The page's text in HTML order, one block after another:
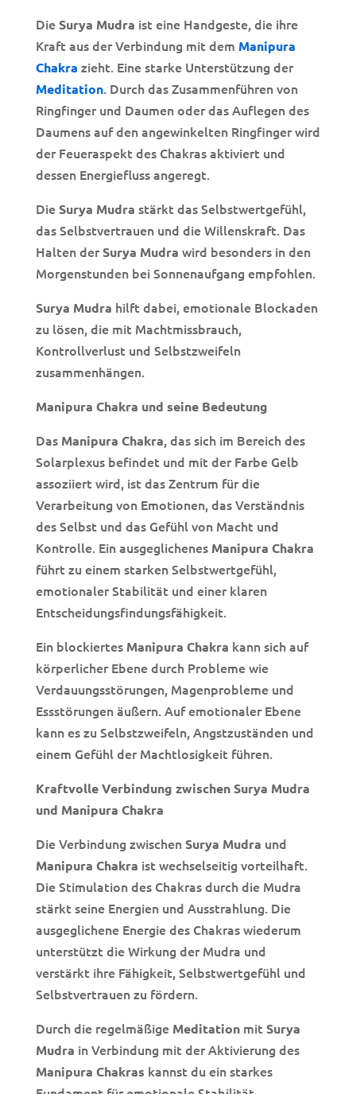
DieSurya Mudra ist eine Handgeste, die ihre
Kraft aus der Verbindung mit dem Manipura
Chakra zieht. Eine starke Unterstützung der
Meditation. Durch das Zusammenführen von
Ringfinger und Daumen oder das Auflegen des
Daumens auf den angewinkelten Ringfinger wird
der Feueraspekt des Chakras aktiviert und
dessen Energiefluss angeregt.
DieSurya Mudra stärkt das Selbstwertgefühl,
das Selbstvertrauen und die Willenskraft. Das
Halten derSurya Mudra wird besonders in den
Morgenstunden bei Sonnenaufgang empfohlen.
Surya Mudra hilft dabei, emotionale Blockaden
zu lösen, die mit Machtmissbrauch,
Kontrollverlust und Selbstzweifeln
zusammenhängen.
Manipura Chakra und seine Bedeutung
Das Manipura Chakra, das sich im Bereich des
Solarplexus befindet und mit der Farbe Gelb
assoziiert wird, ist das Zentrum für die
Verarbeitung von Emotionen, das Verständnis
des Selbst und das Gefühl von Macht und
Kontrolle. Ein ausgeglichenes Manipura Chakra
führt zu einem starken Selbstwertgefühl,
emotionaler Stabilität und einer klaren
Entscheidungsfindungsfähigkeit.
Ein blockiertes Manipura Chakra kann sich auf
körperlicher Ebene durch Probleme wie
Verdauungsstörungen, Magenprobleme und
Essstörungen äußern. Auf emotionaler Ebene
kann es zu Selbstzweifeln, Angstzuständen und
einem Gefühl der Machtlosigkeit führen.
Kraftvolle Verbindung zwischen Surya Mudra
und Manipura Chakra
Die Verbindung zwischenSurya Mudra und
Manipura Chakra ist wechselseitig vorteilhaft.
Die Stimulation des Chakras durch die Mudra
stärkt seine Energien und Ausstrahlung. Die
ausgeglichene Energie des Chakras wiederum
unterstützt die Wirkung der Mudra und
verstärkt ihre Fähigkeit, Selbstwertgefühl und
Selbstvertrauen zu fördern.
Durch die regelmäßige MeditationmitSurya
Mudra in Verbindung mit der Aktivierung des
Manipura Chakras kannst du ein starkes